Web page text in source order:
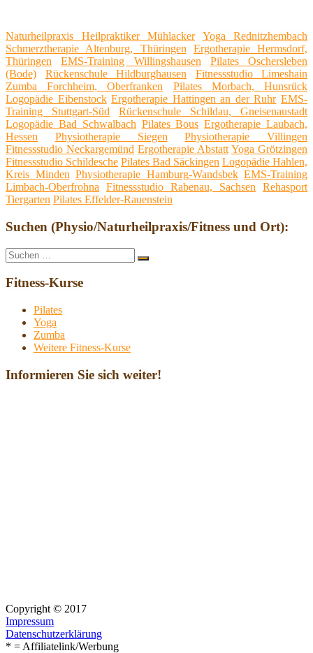
Naturheilpraxis Heilpraktiker Mühlacker
Yoga Rednitzhembach
Schmerztherapie Altenburg, Thüringen
Ergotherapie Hermsdorf,
Thüringen
EMS-Training Willingshausen
Pilates Oschersleben
(Bode)
Rückenschule Hildburghausen
Fitnessstudio Limeshain
Zumba Forchheim, Oberfranken
Pilates Morbach, Hunsrück
Logopädie Eibenstock Ergotherapie Hattingen an der Ruhr EMS-
Training Stuttgart-Süd
Rückenschule Schildau, Gneisenaustadt
Logopädie Bad Schwalbach Pilates Bous Ergotherapie Laubach,
Hessen
Physiotherapie Siegen
Physiotherapie Villingen
Fitnessstudio Neckargemünd Ergotherapie Abstatt Yoga Grötzingen
Fitnessstudio Schildesche Pilates Bad Säckingen Logopädie Hahlen,
Kreis Minden Physiotherapie Hamburg-Wandsbek EMS-Training
Limbach-Oberfrohna
Fitnessstudio Rabenau, Sachsen
Rehasport
Tiergarten Pilates Effelder-Rauenstein
Suchen (Physio/Naturheilpraxis/Fitness und Ort):
Suche
nach:
Suchen
Fitness-Kurse
Pilates
Yoga
Zumba
Weitere Fitness-Kurse
Informieren Sie sich weiter!
Copyright © 2017
Impressum
Datenschutzerklärung
* = Affiliatelink/Werbung